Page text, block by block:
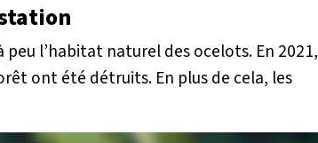
l’habitat naturel des ocelots. En 2021,
ont été détruits. En plus de cela, les